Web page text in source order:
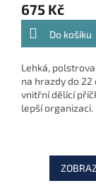
675 Kč
Do košíku
Lehká,
na hrazdy do 22
vnitřní dělící
lepší organizaci.